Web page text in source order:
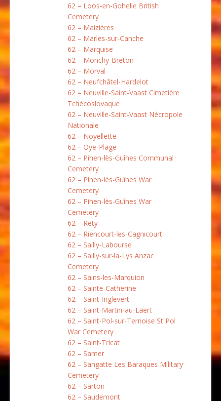
62 – Loos-en-Gohelle British
Cemetery
62 – Maizières
62 – Marles-sur-Canche
62 – Marquise
62 – Monchy-Breton
62 – Morval
62 – Neufchâtel-Hardelot
62 – Neuville-Saint-Vaast Cimetière
Tchécoslovaque
62 – Neuville-Saint-Vaast Nécropole
Nationale
62 – Noyellette
62 – Oye-Plage
62 – Pihen-lès-Guînes Communal
Cemetery
62 – Pihen-lès-Guînes War
Cemetery
62 – Pihen-lès-Guînes War
Cemetery
62 – Rety
62 – Riencourt-les-Cagnicourt
62 – Sailly-Labourse
62 – Sailly-sur-la-Lys Anzac
Cemetery
62 – Sains-les-Marquion
62 – Sainte-Catherine
62 – Saint-Inglevert
62 – Saint-Martin-au-Laert
62 – Saint-Pol-sur-Ternoise St Pol
War Cemetery
62 – Saint-Tricat
62 – Samer
62 – Sangatte Les Baraques Military
Cemetery
62 – Sarton
62 – Saudemont